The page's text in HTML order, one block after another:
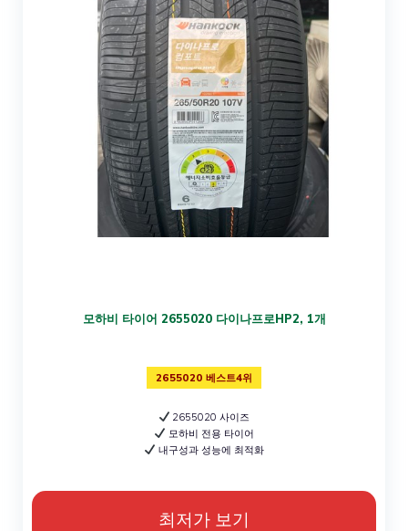
모하비 타이어 2655020 다이나프로HP2, 1개
2655020 베스트4위
2655020 사이즈
모하비 전용 타이어
내구성과 성능에 최적화
최저가 보기